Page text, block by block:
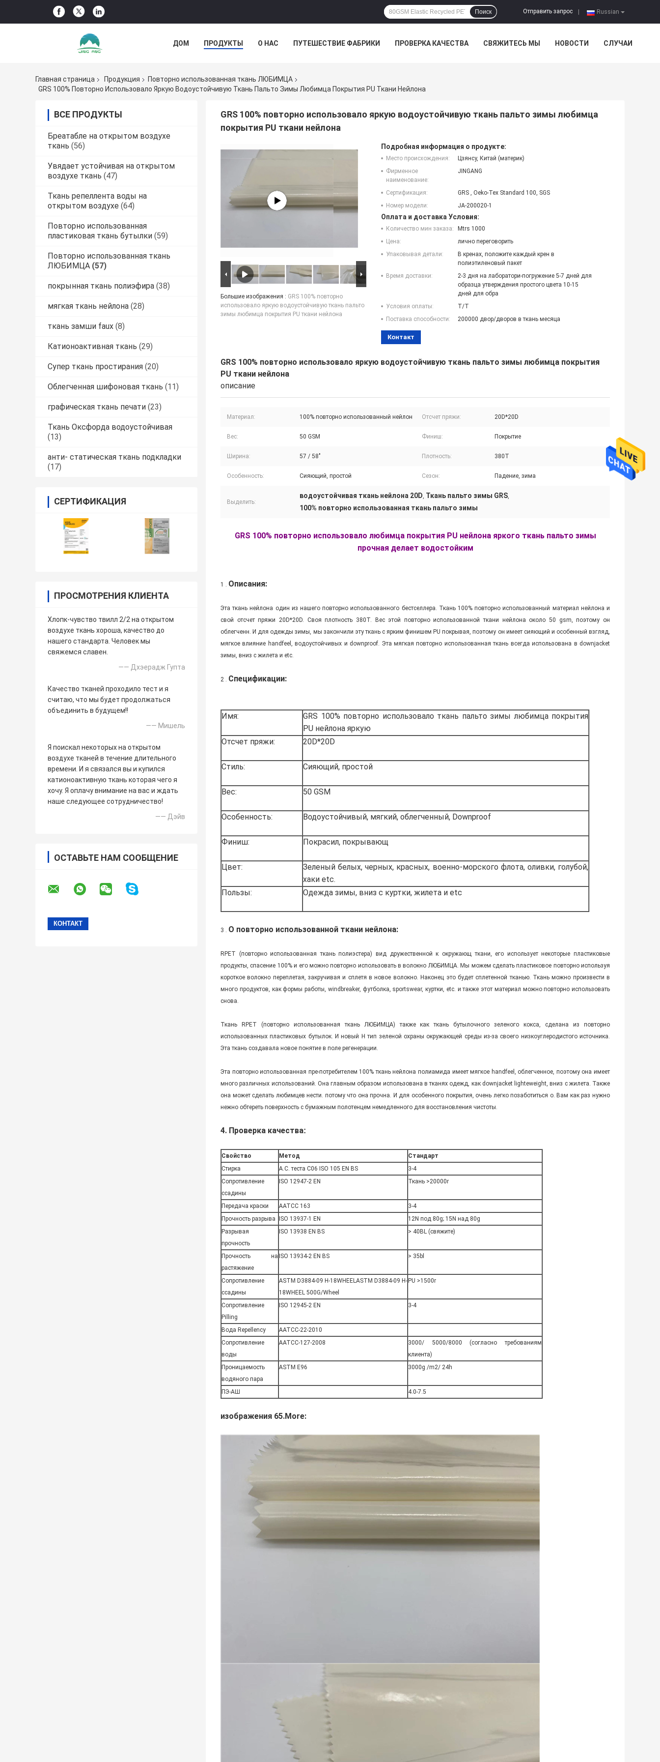
Russian
Отправить запрос
Поиск
ДОМ ПРОДУКТЫ О НАС ПУТЕШЕСТВИЕ ФАБРИКИ ПРОВЕРКА КАЧЕСТВА СВЯЖИТЕСЬ МЫ НОВОСТИ СЛУЧАИ
Главная страница
Продукция
Повторно использованная ткань ЛЮБИМЦА
GRS 100% Повторно Использовало Яркую Водоустойчивую Ткань Пальто Зимы Любимца Покрытия PU Ткани Нейлона
ВСЕ ПРОДУКТЫ
Бреатабле на открытом воздухе
ткань (56)
Увядает устойчивая на открытом
воздухе ткань (47)
Ткань репеллента воды на
открытом воздухе (64)
Повторно использованная
пластиковая ткань бутылки (59)
Повторно использованная ткань
ЛЮБИМЦА (57)
покрынная ткань полиэфира (38)
мягкая ткань нейлона (28)
ткань замши faux (8)
Катионоактивная ткань (29)
Супер ткань простирания (20)
Облегченная шифоновая ткань (11)
графическая ткань печати (23)
Ткань Оксфорда водоустойчивая
(13)
анти- статическая ткань подкладки
(17)
СЕРТИФИКАЦИЯ
ПРОСМОТРЕНИЯ КЛИЕНТА
Хлопк-чувство твилл 2/2 на открытом
воздухе ткань хороша, качество до
нашего стандарта. Человек мы
свяжемся славен.
—— Дхэерадж Гупта
Качество тканей проходило тест и я
считаю, что мы будет продолжаться
объединить в будущем!!
—— Мишель
Я поискал некоторых на открытом
воздухе тканей в течение длительного
времени. И я связался вы и купился
катионоактивную ткань которая чего я
хочу. Я оплачу внимание на вас и ждать
наше следующее сотрудничество!
—— Дэйв
ОСТАВЬТЕ НАМ СООБЩЕНИЕ
GRS 100% повторно использовало яркую водоустойчивую ткань пальто зимы любимца
покрытия PU ткани нейлона
Большие изображения : GRS 100% повторно
использовало яркую водоустойчивую ткань пальто
зимы любимца покрытия PU ткани нейлона
Подробная информация о продукте:
Место происхождения:
Цзянсу, Китай (материк)
Фирменное
наименование:
JINGANG
Сертификация:
GRS , Oeko-Tex Standard 100, SGS
Номер модели:
JA-200020-1
Оплата и доставка Условия:
Количество мин заказа:
Mtrs 1000
Цена:
лично переговорить
Упаковывая детали:
В кренах, положите каждый крен в
полиэтиленовый пакет
Время доставки:
2-3 дня на лаборатори-погружение 5-7 дней для
образца утверждения простого цвета 10-15
дней для обра
Условия оплаты:
T/T
Поставка способности:
200000 двор/дворов в ткань месяца
Контакт
GRS 100% повторно использовало яркую водоустойчивую ткань пальто зимы любимца покрытия
PU ткани нейлона
описание
Материал: 100% повторно использованный нейлон Отсчет пряжи: 20D*20D
Вес: 50 GSM Финиш: Покрытие
Ширина: 57 / 58" Плотность: 380T
Особенность: Сияющий, простой Сезон: Падение, зима
Выделить:
водоустойчивая ткань нейлона 20D Ткань пальто зимы GRS
100% повторно использованная ткань пальто зимы
GRS 100% повторно использовало любимца покрытия PU нейлона яркого ткань пальто зимы
прочная делает водостойким
1 . Описания:
Эта ткань нейлона один из нашего повторно использованного бестселлера. Ткань 100% повторно использованный материал нейлона и
свой отсчет пряжи 20D*20D. Своя плотность 380T. Вес этой повторно использованной ткани нейлона около 50 gsm, поэтому он
облегченн. И для одежды зимы, мы закончили эту ткань с ярким финишем PU покрывая, поэтому он имеет сияющий и особенный взгляд,
мягкое влияние handfeel, водоустойчивых и downproof. Эта мягкая повторно использованная ткань всегда использована в downjacket
зимы, вниз с жилета и etc.
2 . Спецификации:
Имя:
GRS 100% повторно использовало ткань пальто зимы любимца покрытия
PU нейлона яркую
Отсчет пряжи:
20D*20D
Стиль: Сияющий, простой
Вес: 50 GSM
Особенность: Водоустойчивый, мягкий, облегченный, Downproof
Финиш: Покрасил, покрывающ
Цвет:
Зеленый белых, черных, красных, военно-морского флота, оливки, голубой,
хаки etc.
Пользы:
Одежда зимы, вниз с куртки, жилета и etc
3 . О повторно использованной ткани нейлона:
RPET (повторно использованная ткань полиэстера) вид дружественной к окружающ ткани, его использует некоторые пластиковые
продукты, спасение 100% и его можно повторно использовать в волокно ЛЮБИМЦА. Мы можем сделать пластиковое повторно используя
короткое волокно переплетая, закручивая и сплетя в новое волокно. Наконец это будет сплетенной тканью. Ткань можно произвести в
много продуктов, как формы работы, windbreaker, футболка, sportswear, куртки, etc. и также этот материал можно повторно использовать
снова.
Ткань RPET (повторно использованная ткань ЛЮБИМЦА) также как ткань бутылочного зеленого кокса, сделана из повторно
использованных пластиковых бутылок. И новый Н тип зеленой охраны окружающей среды из-за своего низкоуглеродистого источника.
Эта ткань создавала новое понятие в поле регенерации.
Эта повторно использованная пре-потребителем 100% ткань нейлона полиамида имеет мягкое handfeel, облегченное, поэтому она имеет
много различных использований. Она главным образом использована в тканях одежд, как downjacket lighteweight, вниз с жилета. Также
она может сделать любимцев нести. потому что она прочна. И для особенного покрытия, очень легко позаботиться о. Вам как раз нужно
нежно обтереть поверхность с бумажным полотенцем немедленного для восстановления чистоты.
4. Проверка качества:
Свойство Метод
Стандарт
Стирка
A.C. теста C06 ISO 105 EN BS
3-4
Сопротивление
ссадины
ISO 12947-2 EN Ткань >20000r
Передача краски AATCC 163
3-4
Прочность разрыва ISO 13937-1 EN
12N под 80g; 15N над 80g
Разрывая
прочность
ISO 13938 EN BS > 40BL (свяжите)
Прочность на
растяжение
ISO 13934-2 EN BS > 35bl
Сопротивление
ссадины
ASTM D3884-09 H-18WHEELASTM D3884-09 H-
18WHEEL 500G/Wheel
PU >1500r
Сопротивление
Pilling
ISO 12945-2 EN 3-4
Вода Repellency
AATCC-22-2010
Сопротивление
воды
AATCC-127-2008
3000/ 5000/8000 (согласно требованиям
клиента)
Проницаемость
водяного пара
ASTM E96 3000g /m2/ 24h
ПЭ-АШ 4.0-7.5
изображения 65.More: